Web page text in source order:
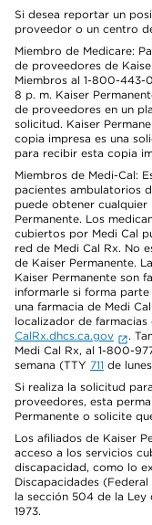
Si desea reportar un
proveedor o un centro
Miembro de Medicare:
de proveedores de
Miembros al 1-800-443-
8 p. m. Kaiser
de proveedores en un
solicitud. Kaiser
copia impresa es una
para recibir esta copia
Miembros de Medi-Cal:
pacientes ambulatorios
puede obtener
Permanente. Los
cubiertos por Medi Cal
red de Medi Cal Rx. No
de Kaiser Permanente.
Kaiser Permanente son
informarle si forma
una farmacia de Medi
localizador de farmacias
CalRx.dhcs.ca.gov
.
Medi Cal Rx, al 1-800-
semana (TTY 711 de
Si realiza la solicitud
proveedores, esta
Permanente o solicite
Los afiliados de Kaiser
acceso a los servicios
discapacidad, como lo
Discapacidades
la sección 504 de la
1973.